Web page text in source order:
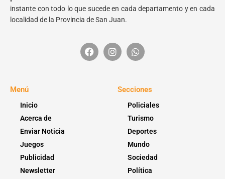
instante con todo lo que sucede en cada departamento y en cada
localidad de la Provincia de San Juan.
Menú
Inicio
Acerca de
Enviar Noticia
Juegos
Publicidad
Newsletter
Secciones
Policiales
Turismo
Deportes
Mundo
Sociedad
Política